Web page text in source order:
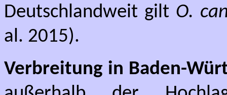
Deutschlandweit gilt O.
al. 2015).
Verbreitung in Baden-